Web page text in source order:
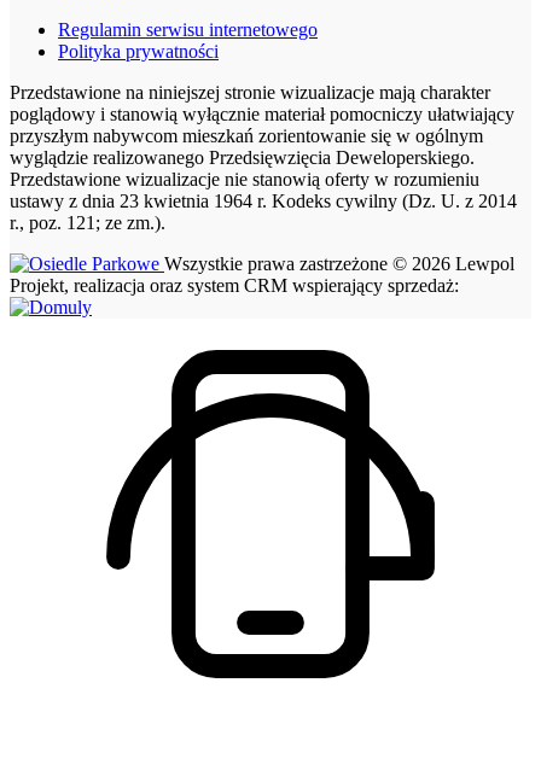
Regulamin serwisu internetowego
Polityka prywatności
Przedstawione na niniejszej stronie wizualizacje mają charakter
poglądowy i stanowią wyłącznie materiał pomocniczy ułatwiający
przyszłym nabywcom mieszkań zorientowanie się w ogólnym
wyglądzie realizowanego Przedsięwzięcia Deweloperskiego.
Przedstawione wizualizacje nie stanowią oferty w rozumieniu
ustawy z dnia 23 kwietnia 1964 r. Kodeks cywilny (Dz. U. z 2014
r., poz. 121; ze zm.).
Wszystkie prawa zastrzeżone © 2026 Lewpol
Projekt, realizacja oraz system CRM wspierający sprzedaż: